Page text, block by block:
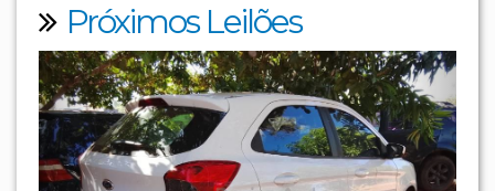
Próximos Leilões
Previous Next